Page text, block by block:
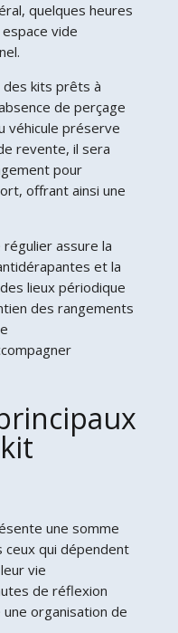
quelques heures
vide
kits prêts à
de perçage
véhicule préserve
revente, il sera
pour
offrant ainsi une
assure la
et la
lieux périodique
des rangements
une somme
ceux qui dépendent
vie
de réflexion
organisation de